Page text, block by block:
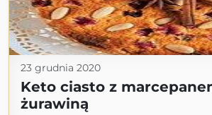
23 grudnia 2020
Keto ciasto z
żurawiną